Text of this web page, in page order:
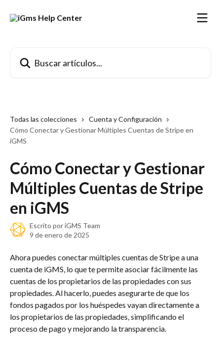
Todas las colecciones
Cuenta y Configuración
Cómo Conectar y Gestionar Múltiples Cuentas de Stripe en
iGMS
Cómo Conectar y Gestionar
Múltiples Cuentas de Stripe
en iGMS
Escrito poriGMS Team
9 de enero de 2025
Ahora puedes conectar múltiples cuentas de Stripe a una
cuenta de iGMS, lo que te permite asociar fácilmente las
cuentas de los propietarios de las propiedades con sus
propiedades. Al hacerlo, puedes asegurarte de que los
fondos pagados por los huéspedes vayan directamente a
los propietarios de las propiedades, simplificando el
proceso de pago y mejorando la transparencia.